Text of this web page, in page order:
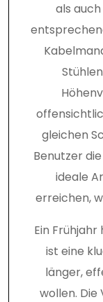
als
gleichen
Benutzer
ideale
erreichen,
Ein
ist eine
länger,
wollen.